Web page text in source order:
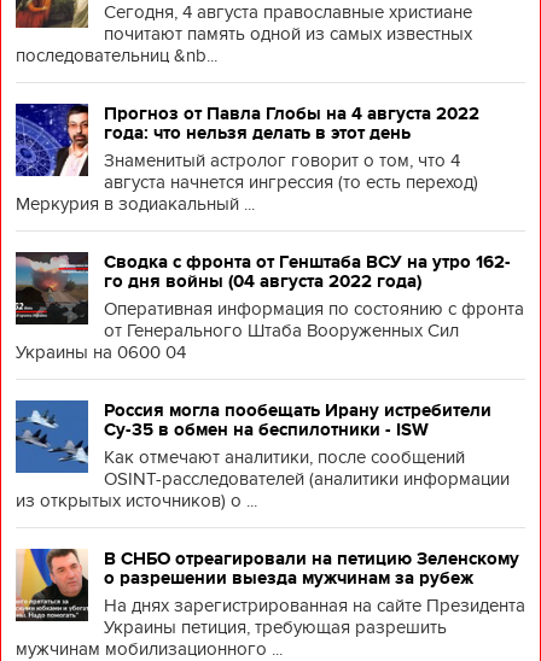
Сегодня, 4 августа православные христиане
почитают память одной из самых известных
последовательниц &nb...
Прогноз от Павла Глобы на 4 августа 2022
года: что нельзя делать в этот день
Знаменитый астролог говорит о том, что 4
августа начнется ингрессия (то есть переход)
Меркурия в зодиакальный ...
Сводка с фронта от Генштаба ВСУ на утро 162-
го дня войны (04 августа 2022 года)
Оперативная информация по состоянию с фронта
от Генерального Штаба Вооруженных Сил
Украины на 0600 04
Россия могла пообещать Ирану истребители
Су-35 в обмен на беспилотники - ISW
Как отмечают аналитики, после сообщений
OSINT-расследователей (аналитики информации
из открытых источников) о ...
В СНБО отреагировали на петицию Зеленскому
о разрешении выезда мужчинам за рубеж
На днях зарегистрированная на сайте Президента
Украины петиция, требующая разрешить
мужчинам мобилизационного ...